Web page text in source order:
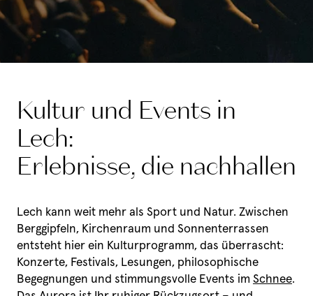
Kultur und Events in
Lech:
Erlebnisse, die nachhallen
Lech kann weit mehr als Sport und Natur. Zwischen
Berggipfeln, Kirchenraum und Sonnenterrassen
entsteht hier ein Kulturprogramm, das überrascht:
Konzerte, Festivals, Lesungen, philosophische
Begegnungen und stimmungsvolle Events im Schnee.